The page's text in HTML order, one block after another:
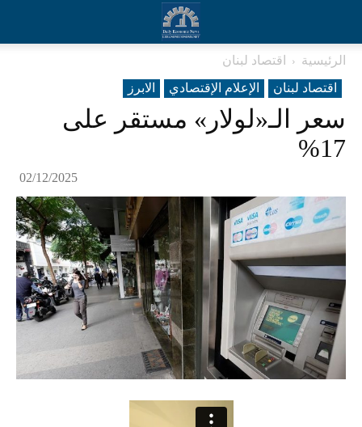
الرئيسية
اقتصاد لبنان
اقتصاد لبنان
الإعلام الإقتصادي الابرز
سعر الـ«لولار» مستقر على
17%
02/12/2025